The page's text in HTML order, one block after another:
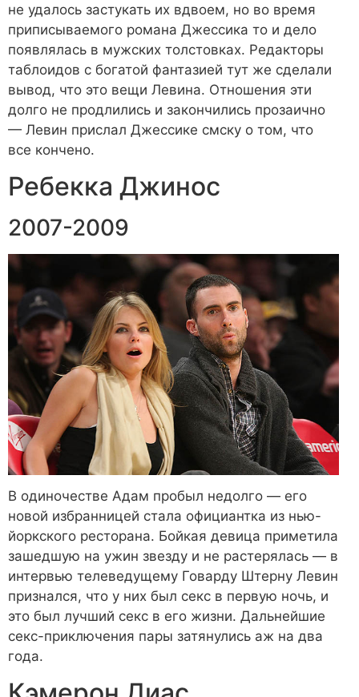
не удалось застукать их вдвоем, но во время
приписываемого романа Джессика то и дело
появлялась в мужских толстовках. Редакторы
таблоидов с богатой фантазией тут же сделали
вывод, что это вещи Левина. Отношения эти
долго не продлились и закончились прозаично
— Левин прислал Джессике смску о том, что
все кончено.
Ребекка Джинос
2007-2009
В одиночестве Адам пробыл недолго — его
новой избранницей стала официантка из нью-
йоркского ресторана. Бойкая девица приметила
зашедшую на ужин звезду и не растерялась — в
интервью телеведущему Говарду Штерну Левин
признался, что у них был секс в первую ночь, и
это был лучший секс в его жизни. Дальнейшие
секс-приключения пары затянулись аж на два
года.